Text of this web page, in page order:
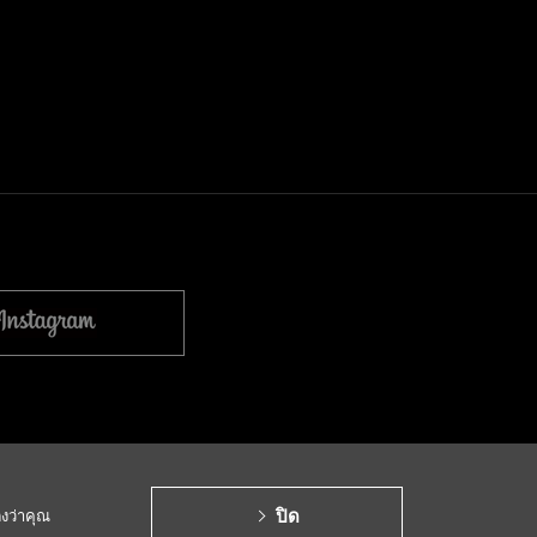
ว่าคุณ
ปิด